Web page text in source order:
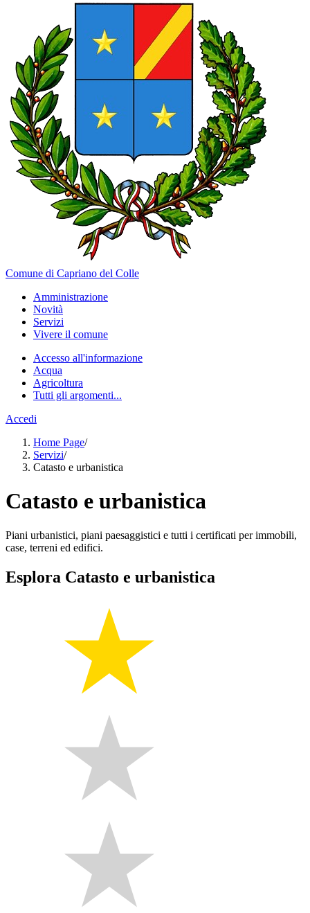
Comune di Capriano del Colle
Amministrazione
Novità
Servizi
Vivere il comune
Accesso all'informazione
Acqua
Agricoltura
Tutti gli argomenti...
Accedi
Home Page/
Servizi/
Catasto e urbanistica
Catasto e urbanistica
Piani urbanistici, piani paesaggistici e tutti i certificati per immobili,
case, terreni ed edifici.
Esplora Catasto e urbanistica